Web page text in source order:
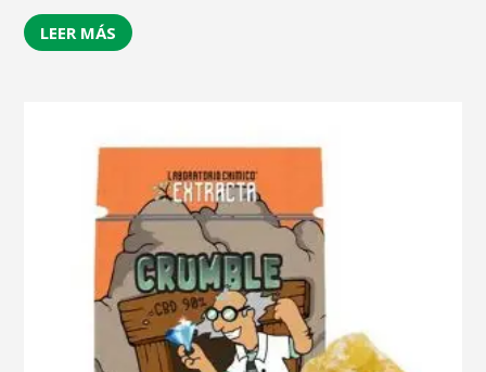
LEER MÁS